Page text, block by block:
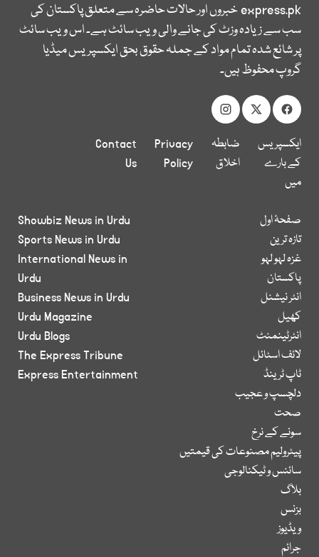
express.pkخبروں اور حالات حاضرہ سے متعلق پاکستان کی
سب سے زیادہ وزٹ کی جانے والی ویب سائٹ ہے۔ اس ویب سائٹ
پر شائع شدہ تمام مواد کے جملہ حقوق بحق ایکسپریس میڈیا
گروپ محفوظ ہیں۔
ایکسپریس
کے بارے
میں
ضابطہ
اخلاق
Privacy
Policy
Contact
Us
صفحۂ اول
تازہ ترین
غزہ لہو لہو
پاکستان
انٹر نیشنل
کھیل
انٹرٹینمنٹ
لائف اسٹائل
ٹاپ ٹرینڈ
دلچسپ و عجیب
صحت
سونے کے نرخ
پیٹرولیم مصنوعات کی قیمتیں
سائنس و ٹیکنالوجی
بلاگ
بزنس
ویڈیوز
جرائم
Showbiz News in Urdu
Sports News in Urdu
International News in
Urdu
Business News in Urdu
Urdu Magazine
Urdu Blogs
The Express Tribune
Express Entertainment